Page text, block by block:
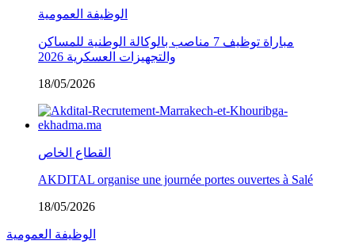
الوظيفة العمومية
مباراة توظيف 7 مناصب بالوكالة الوطنية للمساكن
والتجهيزات العسكرية 2026
18/05/2026
القطاع الخاص
AKDITAL organise une journée portes ouvertes à Salé
18/05/2026
الوظيفة العمومية